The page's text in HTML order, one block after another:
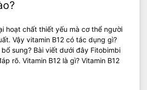
hoạt chất thiết yếu mà cơ thể người
Vậy vitamin B12 có tác dụng gì?
bổ sung? Bài viết dưới đây Fitobimbi
rõ. Vitamin B12 là gì? Vitamin B12